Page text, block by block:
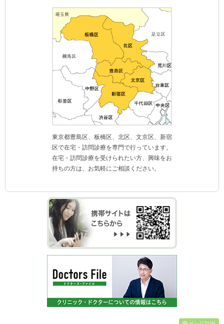
東京都豊島区、板橋区、北区、文京区、新宿
区で在宅・訪問診療を専門で行っています。
在宅・訪問診療を受けられたい方、興味をお
持ちの方は、お気軽にご相談ください。